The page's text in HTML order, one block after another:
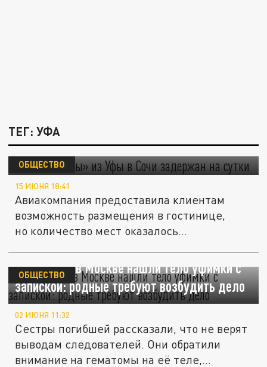
ТЕГ: УФА
Рейс «Победы» из Уфы в Сочи задержан на
сутки
ОБЩЕСТВО
15 ИЮНЯ 18:41
Авиакомпания предоставила клиентам
возможность размещения в гостинице,
но количество мест оказалось...
В квартире в Москве нашли тело уфимки с
запиской: родные требуют возбудить дело
ОБЩЕСТВО
02 ИЮНЯ 11:32
Сестры погибшей рассказали, что не верят
выводам следователей. Они обратили
внимание на гематомы на её теле,...